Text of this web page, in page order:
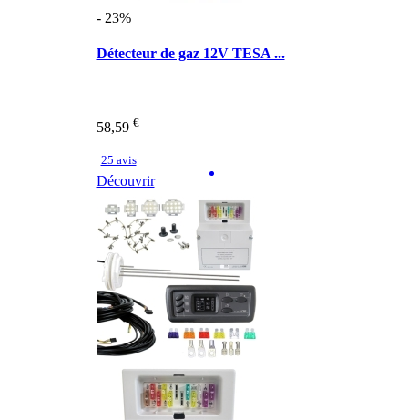
- 23%
Détecteur de gaz 12V TESA ...
58,59 €
25 avis
Découvrir